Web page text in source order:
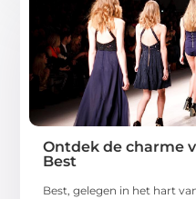
Ontdek de charme
Best
Best, gelegen in het hart